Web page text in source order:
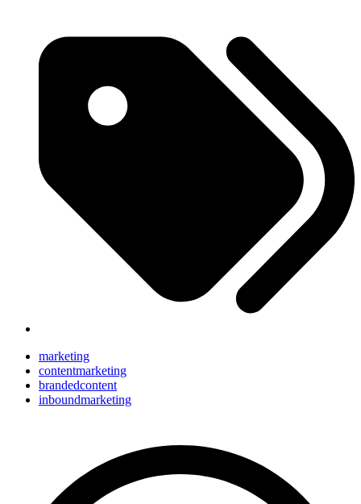
marketing
contentmarketing
brandedcontent
inboundmarketing